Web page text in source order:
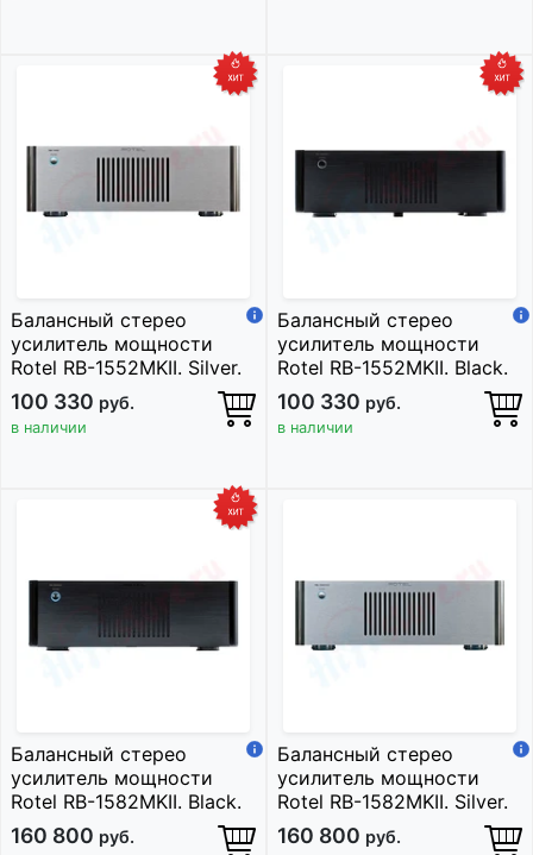
Балансный стерео
усилитель мощности
Rotel RB-1552MKII. Silver.
100 330 руб.
в наличии
Балансный стерео
усилитель мощности
Rotel RB-1552MKII. Black.
100 330 руб.
в наличии
Балансный стерео
усилитель мощности
Rotel RB-1582MKII. Black.
160 800 руб.
Балансный стерео
усилитель мощности
Rotel RB-1582MKII. Silver.
160 800 руб.